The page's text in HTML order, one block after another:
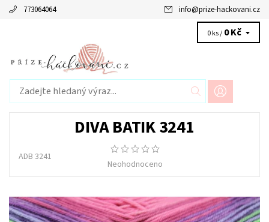
773064064 info@prize-hackovani.cz
0 ks / 0 Kč
DIVA BATIK 3241
ADB 3241
Neohodnoceno